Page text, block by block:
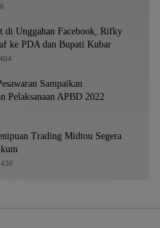
di Unggahan Facebook, Rifky
ke PDA dan Bupati Kubar
Sampaikan
Pelaksanaan APBD 2022
Trading Midtou Segera